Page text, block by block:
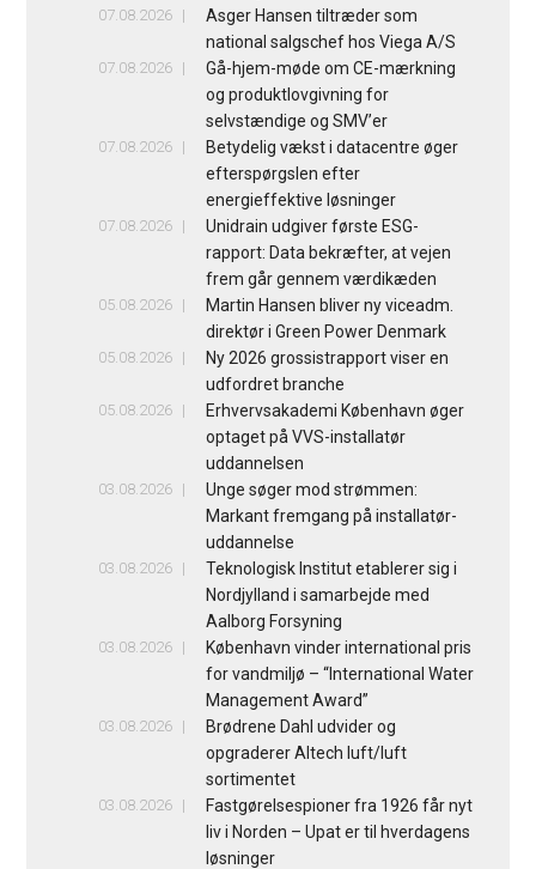
07.08.2026
Asger Hansen tiltræder som
national salgschef hos Viega A/S
07.08.2026
Gå-hjem-møde om CE-mærkning
og produktlovgivning for
selvstændige og SMV’er
07.08.2026
Betydelig vækst i datacentre øger
efterspørgslen efter
energieffektive løsninger
07.08.2026
Unidrain udgiver første ESG-
rapport: Data bekræfter, at vejen
frem går gennem værdikæden
05.08.2026
Martin Hansen bliver ny viceadm.
direktør i Green Power Denmark
05.08.2026
Ny 2026 grossistrapport viser en
udfordret branche
05.08.2026
Erhvervsakademi København øger
optaget på VVS-installatør
uddannelsen
03.08.2026
Unge søger mod strømmen:
Markant fremgang på installatør-
uddannelse
03.08.2026
Teknologisk Institut etablerer sig i
Nordjylland i samarbejde med
Aalborg Forsyning
03.08.2026
København vinder international pris
for vandmiljø – “International Water
Management Award”
03.08.2026
Brødrene Dahl udvider og
opgraderer Altech luft/luft
sortimentet
03.08.2026
Fastgørelsespioner fra 1926 får nyt
liv i Norden – Upat er til hverdagens
løsninger